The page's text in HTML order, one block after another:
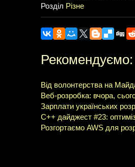
Розділ Різне
Рекомендуємо:
Від волонтерства на
Веб-розробка: вчора,
Зарплати українських
C++ дайджест #23:
Розгортаємо AWS для